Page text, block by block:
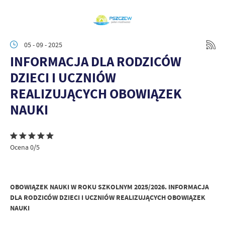
05 - 09 - 2025
INFORMACJA DLA RODZICÓW
DZIECI I UCZNIÓW
REALIZUJĄCYCH OBOWIĄZEK
NAUKI
Ocena 0/5
OBOWIĄZEK NAUKI W ROKU SZKOLNYM 2025/2026. INFORMACJA
DLA RODZICÓW DZIECI I UCZNIÓW REALIZUJĄCYCH OBOWIĄZEK
NAUKI